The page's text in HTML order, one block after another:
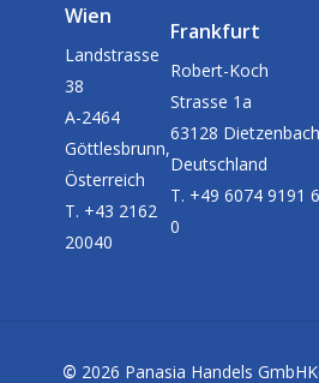
Wien
Landstrasse
38
A-2464
Göttlesbrunn,
Österreich
T. +43 2162
20040
Frankfurt
Robert-Koch
Strasse 1a
63128
Deutschland
T. +49 6074 9191 6
0
© 2026 Panasia Handels GmbH